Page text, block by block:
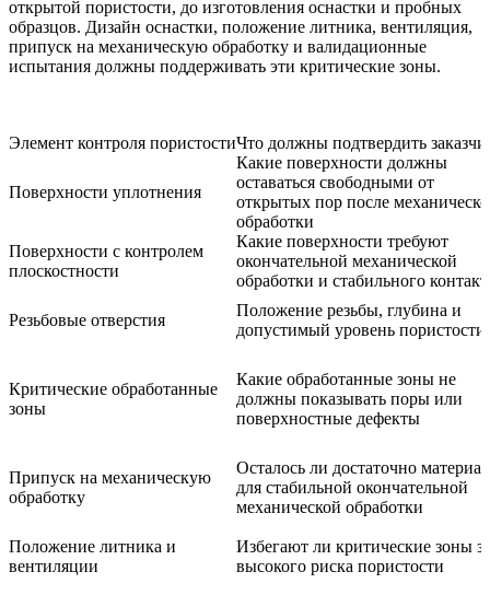
открытой пористости, до изготовления оснастки и пробных
образцов. Дизайн оснастки, положение литника, вентиляция,
припуск на механическую обработку и валидационные
испытания должны поддерживать эти критические зоны.
Элемент контроля пористостиЧто должны подтвердить
Поверхности уплотнения
Какие поверхности должны
оставаться свободными от
открытых пор после
обработки
Поверхности с контролем
плоскостности
Какие поверхности требуют
окончательной механической
обработки и стабильного
Резьбовые отверстия
Положение резьбы, глубина и
допустимый уровень пористости
Критические обработанные
зоны
Какие обработанные зоны не
должны показывать поры или
поверхностные дефекты
Припуск на механическую
обработку
Осталось ли достаточно
для стабильной окончательной
механической обработки
Положение литника и
вентиляции
Избегают ли критические зоны
высокого риска пористости